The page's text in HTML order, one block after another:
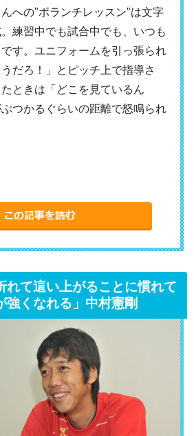
への"ボランチレッスン"は文字
練習中でも試合中でも、いつも
す。ユニフォームを引っ張られ
だろ！」とピッチ上で指導さ
ときは「どこを見ているん
つかるぐらいの距離で怒鳴られ
れて這い上がることに慣れて
強くなれる」中村憲剛